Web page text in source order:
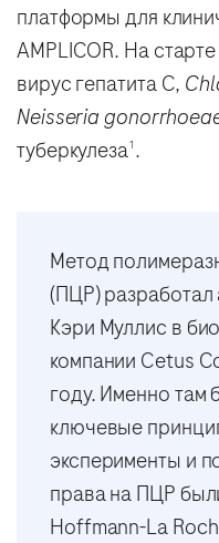
платформы для
AMPLICOR. На
вирус гепатита C,
Neisseria
туберкулеза1 .
Метод
(ПЦР) разработал
Кэри Муллис в
компании Cetus
году. Именно
ключевые
эксперименты и
права на ПЦР
Hoffmann-La